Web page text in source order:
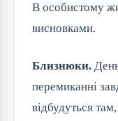
В особистому
висновками.
Близнюки.
перемиканні
відбудуться